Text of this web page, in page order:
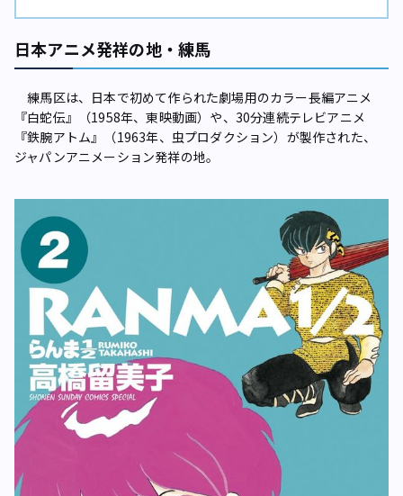
日本アニメ発祥の地・練馬
練馬区は、日本で初めて作られた劇場用のカラー長編アニメ
『白蛇伝』（1958年、東映動画）や、30分連続テレビアニメ
『鉄腕アトム』（1963年、虫プロダクション）が製作された、
ジャパンアニメーション発祥の地。